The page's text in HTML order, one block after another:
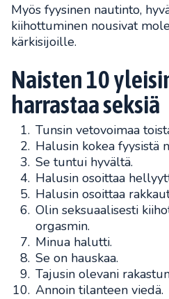
Myös fyysinen nautinto,
kiihottuminen nousivat
kärkisijoille.
Naisten 10
harrastaa seksiä
Tunsin vetovoimaa
Halusin kokea fyysistä
Se tuntui hyvältä.
Halusin osoittaa
Halusin osoittaa
Olin seksuaalisesti
orgasmin.
Minua halutti.
Se on hauskaa.
Tajusin olevani
Annoin tilanteen viedä.